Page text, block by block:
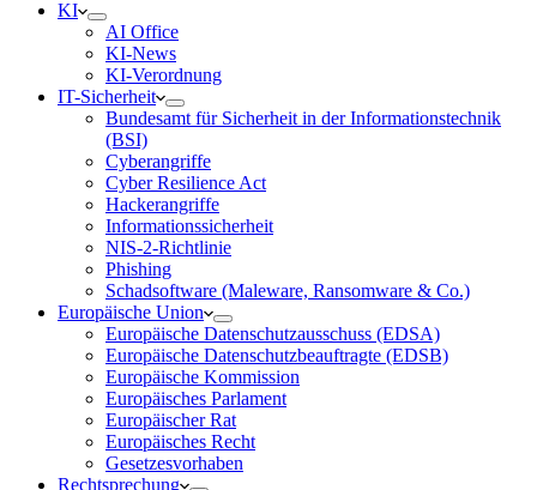
KI
AI Office
KI-News
KI-Verordnung
IT-Sicherheit
Bundesamt für Sicherheit in der Informationstechnik
(BSI)
Cyberangriffe
Cyber Resilience Act
Hackerangriffe
Informationssicherheit
NIS-2-Richtlinie
Phishing
Schadsoftware (Maleware, Ransomware & Co.)
Europäische Union
Europäische Datenschutzausschuss (EDSA)
Europäische Datenschutzbeauftragte (EDSB)
Europäische Kommission
Europäisches Parlament
Europäischer Rat
Europäisches Recht
Gesetzesvorhaben
Rechtsprechung